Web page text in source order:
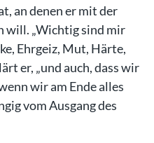
an denen er mit der
will. „Wichtig sind mir
Ehrgeiz, Mut, Härte,
er, „und auch, dass wir
wir am Ende alles
vom Ausgang des